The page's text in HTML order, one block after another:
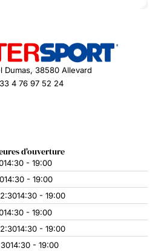
Dumas, 38580 Allevard
4 76 97 52 24
d'ouverture
14:30 - 19:00
14:30 - 19:00
14:30 - 19:00
14:30 - 19:00
14:30 - 19:00
14:30 - 19:00